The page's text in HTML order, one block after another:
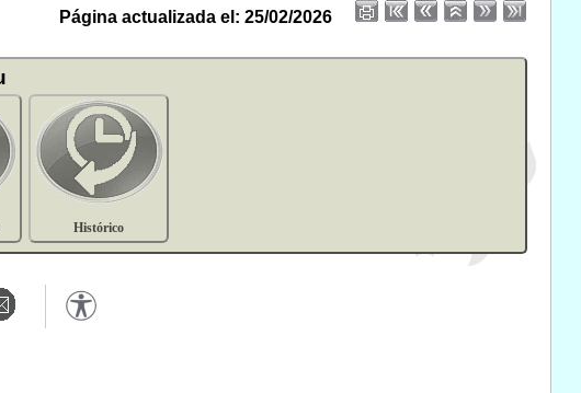
Página actualizada el: 25/02/2026
Histórico